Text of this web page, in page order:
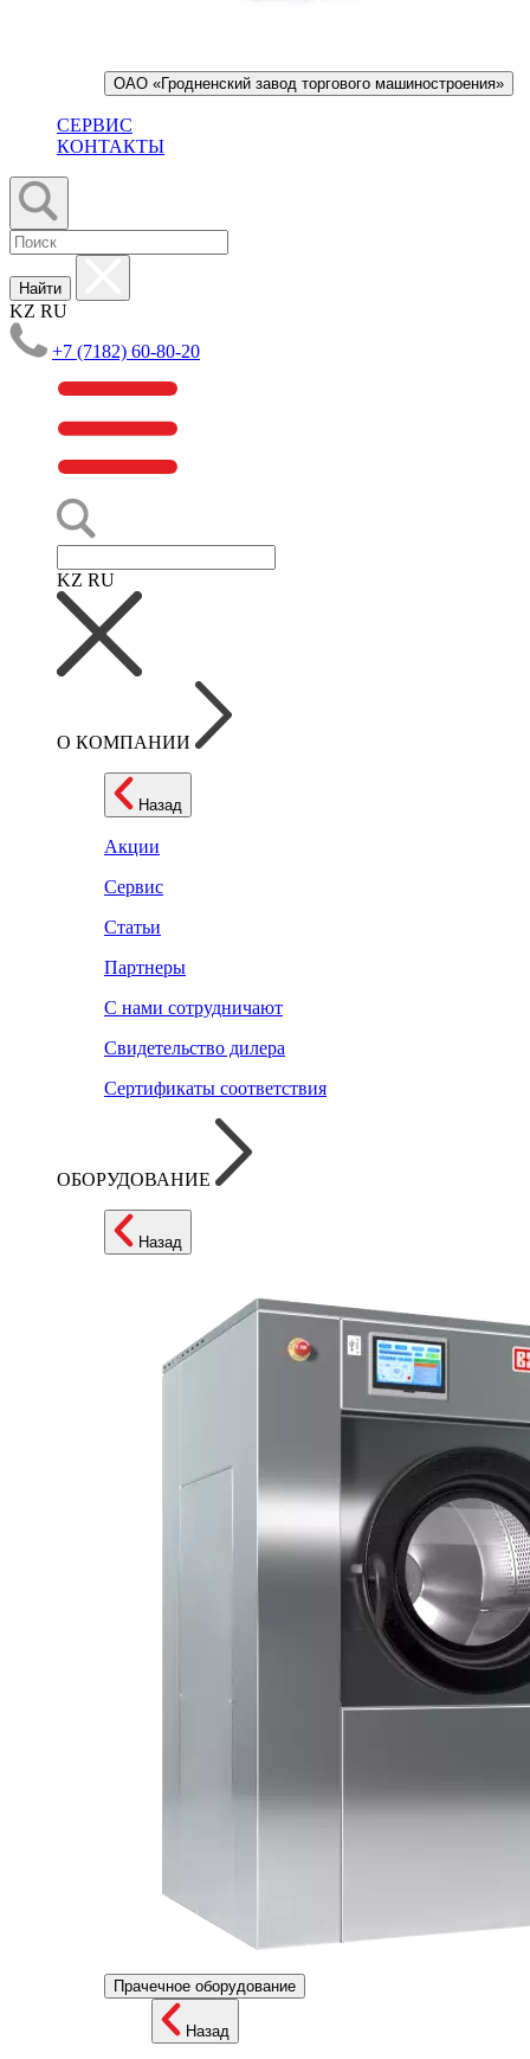
ОАО «Гродненский завод торгового машиностроения»
СЕРВИС
КОНТАКТЫ
Найти
KZ RU
+7 (7182) 60-80-20
KZ RU
О КОМПАНИИ
Назад
Акции
Сервис
Статьи
Партнеры
С нами сотрудничают
Свидетельство дилера
Сертификаты соответствия
ОБОРУДОВАНИЕ
Назад
Прачечное оборудование
Назад